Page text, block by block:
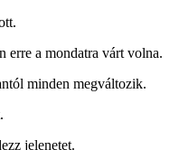
erre a mondatra várt volna.
minden megváltozik.
jelenetet.